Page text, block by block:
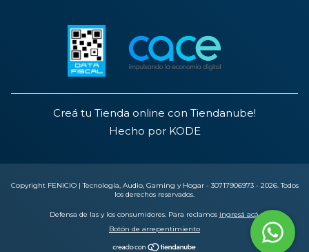
Creá tu Tienda online con Tiendanube!
Hecho por KODE
Copyright FENICIO | Tecnología, Audio, Gaming y Hogar - 30717906973 - 2026. Todos
los derechos reservados.
Defensa de las y los consumidores. Para reclamos ingresá acá.
Botón de arrepentimiento